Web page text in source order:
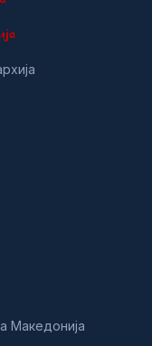
Македонија